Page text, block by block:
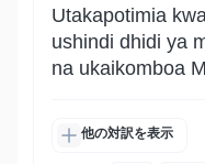
Utakapotimia
ushindi dhidi ya
na ukaikomboa
他の対訳を表示